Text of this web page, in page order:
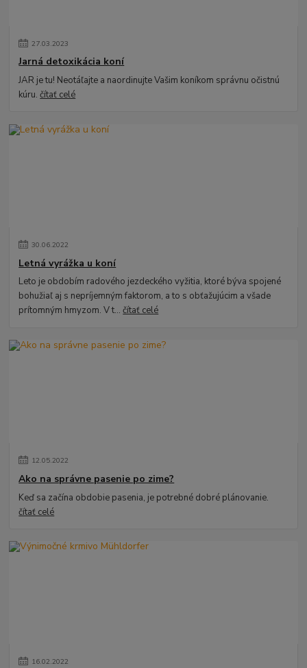
27.03.2023
Jarná detoxikácia koní
JAR je tu! Neotáľajte a naordinujte Vašim koníkom správnu očistnú
kúru.čítať celé
30.06.2022
Letná vyrážka u koní
Leto je obdobím radového jezdeckého vyžitia, ktoré býva spojené
bohužiaľ aj s nepríjemným faktorom, a to s obťažujúcim a všade
prítomným hmyzom. V t...čítať celé
12.05.2022
Ako na správne pasenie po zime?
Keď sa začína obdobie pasenia, je potrebné dobré plánovanie.
čítať celé
16.02.2022